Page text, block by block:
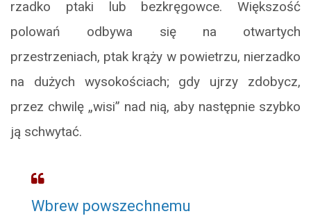
rzadko ptaki lub bezkręgowce. Większość
polowań odbywa się na otwartych
przestrzeniach, ptak krąży w powietrzu, nierzadko
na dużych wysokościach; gdy ujrzy zdobycz,
przez chwilę „wisi” nad nią, aby następnie szybko
ją schwytać.
Wbrew powszechnemu